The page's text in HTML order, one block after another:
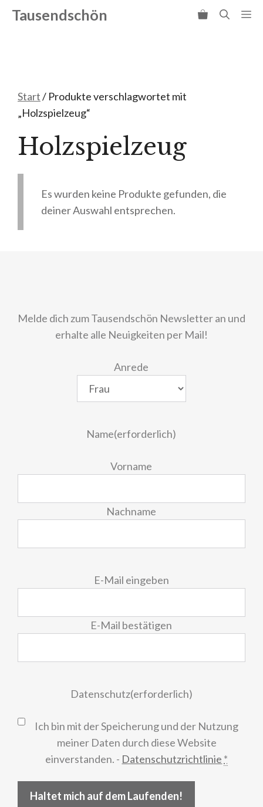
Zum
Inhalt
Tausendschön
Start/ Produkte verschlagwortet mit
„Holzspielzeug“
Holzspielzeug
Es wurden keine Produkte gefunden, die
deiner Auswahl entsprechen.
Melde dich zum Tausendschön Newsletter an und
erhalte alle Neuigkeiten per Mail!
Anrede
Name(erforderlich)
Vorname
Nachname
E-Mail eingeben
E-Mail bestätigen
Datenschutz(erforderlich)
Ich bin mit der Speicherung und der Nutzung
meiner Daten durch diese Website
einverstanden. - Datenschutzrichtlinie *
Haltet mich auf dem Laufenden!